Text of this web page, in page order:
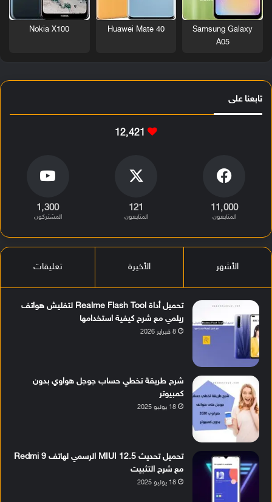
Samsung Galaxy
A05
Huawei Mate 40
Nokia X100
تابعنا على
12٬421
11٬000
المتابعون
121
المتابعون
1٬300
المشتركون
الأشهر الأخيرة تعليقات
تحميل أداة Realme Flash Tool لتفليش هواتف
ريلمي مع شرح كيفية استخدامها
8 فبراير 2026
شرح طريقة تخطي حساب جوجل هواوي بدون
كمبيوتر
18 يوليو 2025
تحميل تحديث MIUI 12.5 الرسمي لهاتف Redmi 9
مع شرح التثبيت
18 يوليو 2025